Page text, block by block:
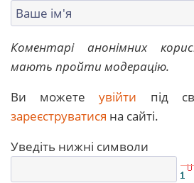
Коментарі анонімних
мають пройти модерацію.
Ви можетеувійти під
зареєструватися на сайті.
Уведіть нижні символи